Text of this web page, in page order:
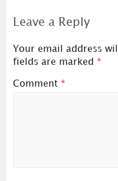
Leave a Reply
Your email address
fields are marked *
Comment *